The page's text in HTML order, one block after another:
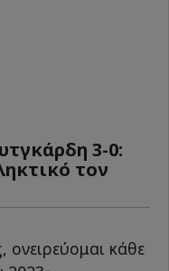
3-0:
τον